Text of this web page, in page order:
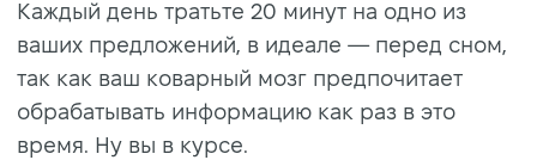
Каждый день тратьте 20 минут на одно из
ваших предложений, в идеале — перед сном,
так как ваш коварный мозг предпочитает
обрабатывать информацию как раз в это
время. Ну вы в курсе.